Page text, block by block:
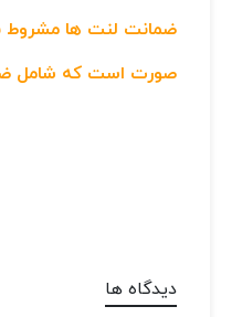
ضمانت لنت ها مشروط
صورت است که شامل
دیدگاه ها